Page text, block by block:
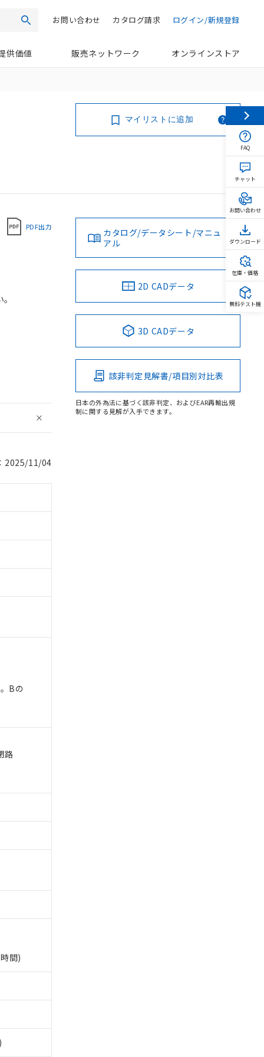
検索 ログイン/新規登録
カタログ請求
お問い合わせ
供価値 販売ネットワーク オンラインストア
マイリストに追加
PDF出力
2025/11/04
Bの
路
間)
カタログ/データシート/マニュ
アル
2D CADデータ
3D CADデータ
該非判定見解書/項目別対比表
日本の外為法に基づく該非判定、およびEAR再輸出規
制に関する見解が入手できます。
させていただ
了承ください。
き作成されるも
をご了承くださ
御機器販売店・
ようお願いしま
です。
ありません。
です。
ず変更すること
1000ppm以下、
下、フタル酸ジブチ
) : 1000ppm、
、
貨物等」とい
可)を取得する
要な手段を講じ
これらの製造装
通知します。
ムロン制御
FAQ
チャット
お問い合わせ
ダウンロード
在庫・価格
無料テスト機